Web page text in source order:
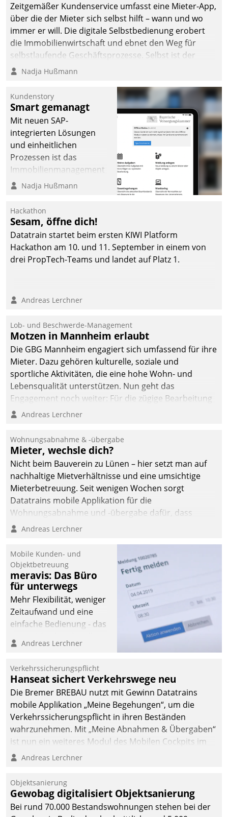
Zeitgemäßer Kundenservice umfasst eine Mieter-App,
über die der Mieter sich selbst hilft – wann und wo
immer er will. Die digitale Selbstbedienung erobert
die Immobilienwirtschaft und ebnet den Weg für
selbstlaufende Geschäftsprozesse. Selbst ist der
Kunde und smart der Serviceanbieter.
Nadja Hußmann
Kundenstory
Smart gemanagt
Mit neuen SAP-
integrierten Lösungen
und einheitlichen
Prozessen ist das
Immobilienmanagement
der Bayerischen
Ressort Kapitalanlage für
künftige Aufgaben und
Herausforderungen
gerüstet.
Nadja Hußmann
Hackathon
Sesam, öffne dich!
Datatrain startet beim ersten KIWI Platform
Hackathon am 10. und 11. September in einem von
drei PropTech-Teams und landet auf Platz 1.
Andreas Lerchner
Lob- und Beschwerde-Management
Motzen in Mannheim erlaubt
Die GBG Mannheim engagiert sich umfassend für ihre
Mieter. Dazu gehören kulturelle, soziale und
sportliche Aktivitäten, die eine hohe Wohn- und
Lebensqualität unterstützen. Nun geht das
Engagement noch weiter: Für die zügige Bearbeitung
von Beschwerden – oder Lob – richtet das
und Beschwerde-Management einen eigenen Kanal
ein.
Andreas Lerchner
Wohnungsabnahme & -übergabe
Mieter, wechsle dich?
Nicht beim Bauverein zu Lünen – hier setzt man auf
nachhaltige Mietverhältnisse und eine umsichtige
Mieterbetreuung. Seit wenigen Wochen sorgt
Datatrains mobile Applikation für die
Wohnungsabnahme und -übergabe dafür, dass
Mieter wohlgeordnet kommen und, so es sein muss,
Andreas Lerchner
Mobile Kunden- und
Objektbetreuung
meravis: Das Büro
für unterwegs
Mehr Flexibilität, weniger
Zeitaufwand und eine
einfache Bedienung - das
Cockpit für mobile
Datatrain. Die meravis
Wohnungsbau- und
Immobilien GmbH hat
sich dabei für den Betrieb
der Lösung über die SAP
Cloud Platform
entschieden - als erstes
Unternehmen am
Andreas Lerchner
Verkehrssicherungspflicht
Hanseat sichert Verkehrswege neu
Die Bremer BREBAU nutzt mit Gewinn Datatrains
mobile Applikation „Meine Begehungen“, um die
Verkehrssicherungspflicht in ihren Beständen
wahrzunehmen. Mit „Meine Abnahmen & Übergaben“
ist nun ein weiteres Modul des Mobilen Cockpits im
Einsatz.
Andreas Lerchner
Objektsanierung
Gewobag digitalisiert Objektsanierung
Bei rund 70.000 Bestandswohnungen stehen bei der